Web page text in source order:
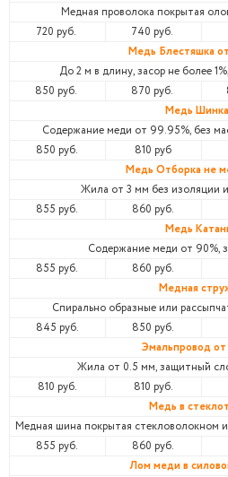
Медная проволока покрытая
720 руб.
740 руб.
Медь Блестяшка
До 2 м в длину, засор не более
850 руб.
870 руб.
Медь
Содержание меди от 99.95%, без
850 руб.
810 руб
Медь Отборка не
Жила от 3 мм без изоляции
855 руб.
860 руб.
Медь
Содержание меди от 90%,
855 руб.
860 руб.
Медная
Спирально образные или
845 руб.
850 руб.
Эмальпровод
Жила от 0.5 мм, защитный
810 руб.
810 руб.
Медь в
Медная шина покрытая стекловолокном
855 руб.
860 руб.
Лом меди в